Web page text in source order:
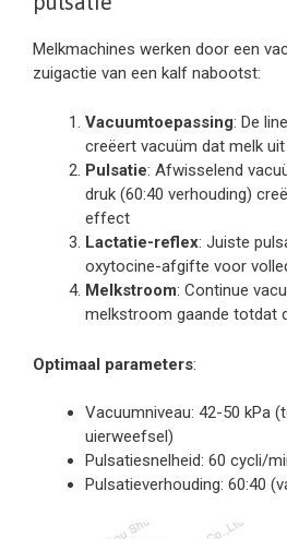
Melkmachines werken door een
zuigactie van een kalf nabootst:
Vacuumtoepassing: De
creëert vacuüm dat melk
Pulsatie: Afwisselend
druk (60:40 verhouding)
effect
Lactatie-reflex: Juiste
oxytocine-afgifte voor
Melkstroom: Continue
melkstroom gaande totdat
Optimaal parameters:
Vacuumniveau: 42-50 kPa
uierweefsel)
Pulsatiesnelheid: 60 cycli/
Pulsatieverhouding: 60:40